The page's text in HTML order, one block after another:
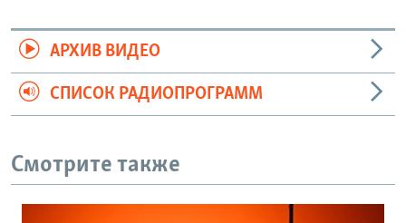
АРХИВ ВИДЕО
СПИСОК РАДИОПРОГРАММ
Смотрите также